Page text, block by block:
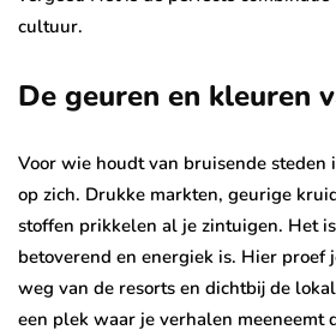
cultuur.
De geuren en kleuren
Voor wie houdt van bruisende steden
op zich. Drukke markten, geurige
stoffen prikkelen al je zintuigen. Het
betoverend en energiek is. Hier proef
weg van de resorts en dichtbij de
een plek waar je verhalen meeneemt